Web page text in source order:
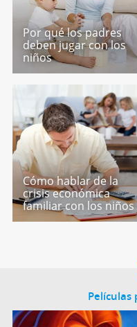
Por qué los padres
deben jugar con los
niños
Cómo hablar de la
crisis económica
familiar con los niños
Películas